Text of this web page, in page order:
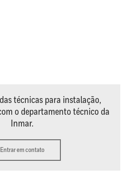
técnicas para instalação,
o departamento técnico da
Inmar.
Entrar em contato